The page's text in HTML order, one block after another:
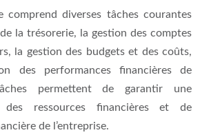
comprend diverses tâches courantes
la trésorerie, la gestion des comptes
la gestion des budgets et des coûts,
des performances financières de
permettent de garantir une
des ressources financières et de
de l’entreprise.